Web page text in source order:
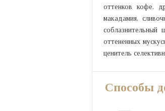
оттенков кофе,
макадамия,
соблазнительный
оттененных
ценитель
Способы